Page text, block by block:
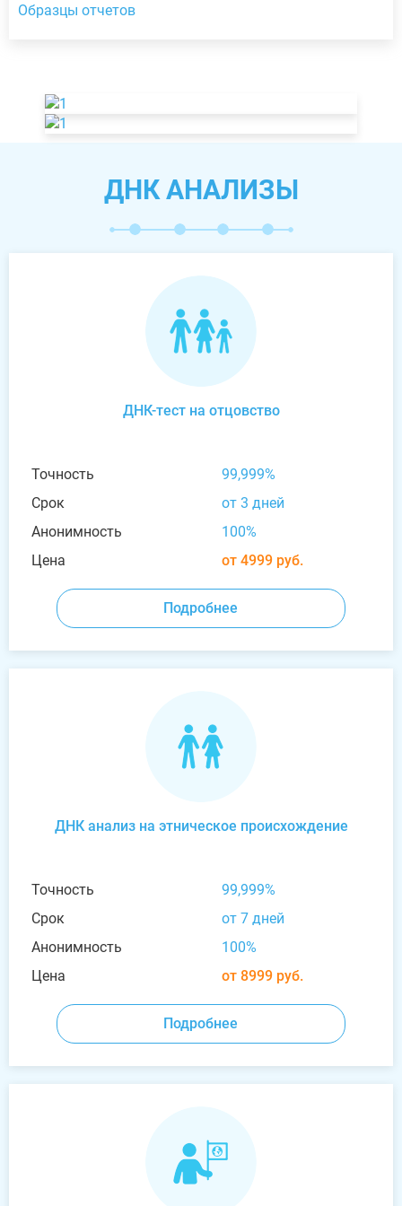
Образцы отчетов
ДНК АНАЛИЗЫ
ДНК-тест на отцовство
Точность
99,999%
Срок
от 3 дней
Анонимность
100%
Цена
от 4999 руб.
Подробнее
ДНК анализ на этническое происхождение
Точность
99,999%
Срок
от 7 дней
Анонимность
100%
Цена
от 8999 руб.
Подробнее